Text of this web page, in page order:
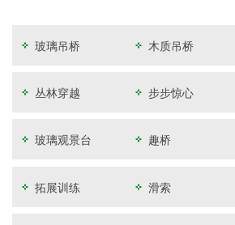
玻璃吊桥 木质吊桥
丛林穿越 步步惊心
玻璃观景台 趣桥
拓展训练 滑索